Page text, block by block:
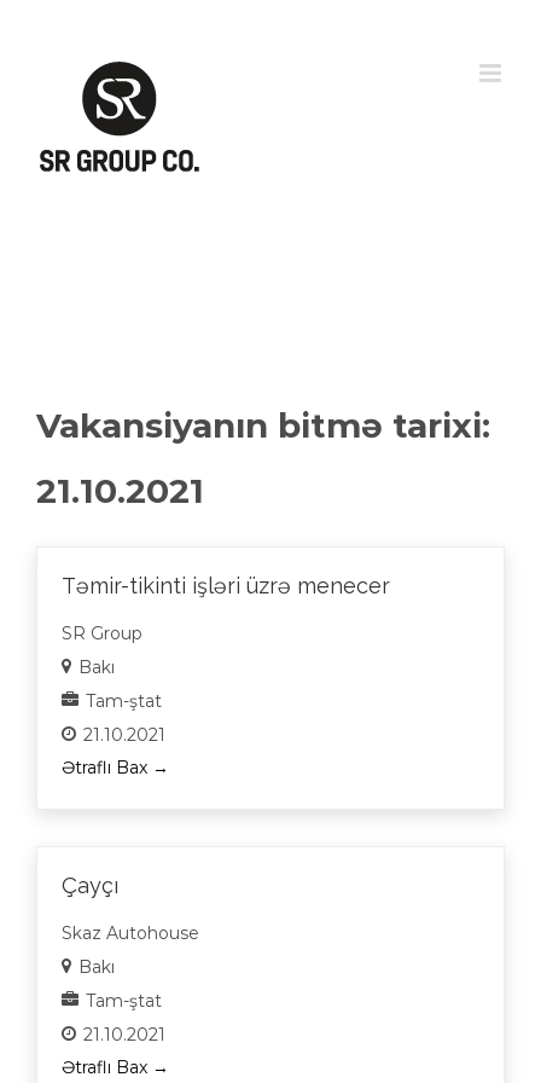
Vakansiyanın bitmə tarixi:
21.10.2021
Təmir-tikinti işləri üzrə menecer
SR Group
Bakı
Tam-ştat
21.10.2021
Ətraflı Bax
Çayçı
Skaz Autohouse
Bakı
Tam-ştat
21.10.2021
Ətraflı Bax